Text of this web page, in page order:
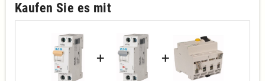
Kaufen Sie es mit
+ +